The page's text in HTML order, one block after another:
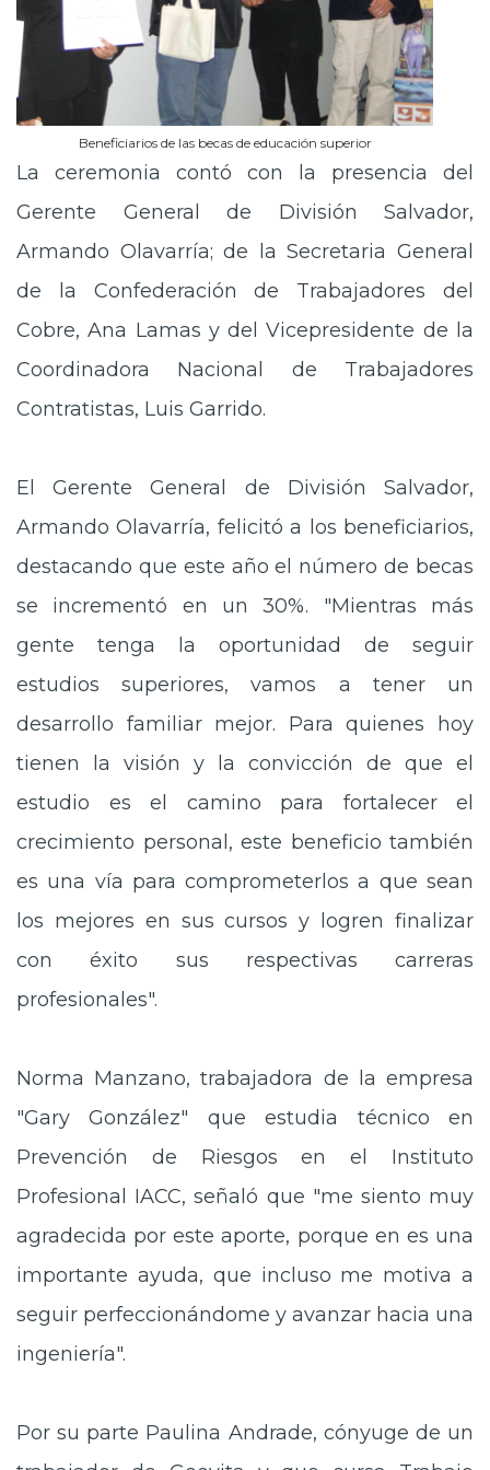
Beneficiarios de las becas de educación superior
La ceremonia contó con la presencia del
Gerente General de División Salvador,
Armando Olavarría; de la Secretaria General
de la Confederación de Trabajadores del
Cobre, Ana Lamas y del Vicepresidente de la
Coordinadora Nacional de Trabajadores
Contratistas, Luis Garrido.
El Gerente General de División Salvador,
Armando Olavarría, felicitó a los beneficiarios,
destacando que este año el número de becas
se incrementó en un 30%. "Mientras más
gente tenga la oportunidad de seguir
estudios superiores, vamos a tener un
desarrollo familiar mejor. Para quienes hoy
tienen la visión y la convicción de que el
estudio es el camino para fortalecer el
crecimiento personal, este beneficio también
es una vía para comprometerlos a que sean
los mejores en sus cursos y logren finalizar
con éxito sus respectivas carreras
profesionales".
Norma Manzano, trabajadora de la empresa
"Gary González" que estudia técnico en
Prevención de Riesgos en el Instituto
Profesional IACC, señaló que "me siento muy
agradecida por este aporte, porque en es una
importante ayuda, que incluso me motiva a
seguir perfeccionándome y avanzar hacia una
ingeniería".
Por su parte Paulina Andrade, cónyuge de un